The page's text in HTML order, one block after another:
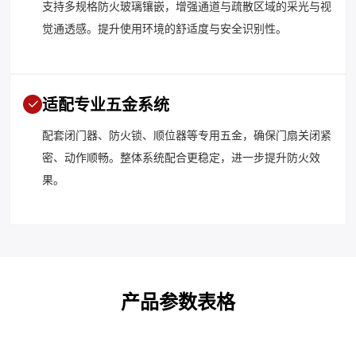
支持多规格防火玻璃镶嵌，增强通道与疏散区域的采光与视
觉通透感。提升使用环境的舒适度与安全识别性。
适配专业五金系统
配套闭门器、防火锁、顺位器等专用五金，确保门扇关闭紧
密、动作顺畅。整体系统配合更稳定，进一步提升防火效
果。
产品参数表格